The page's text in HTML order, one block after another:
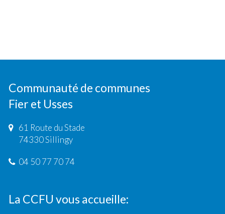
Communauté de communes
Fier et Usses
61 Route du Stade
74330 Sillingy
04 50 77 70 74
La CCFU vous accueille: